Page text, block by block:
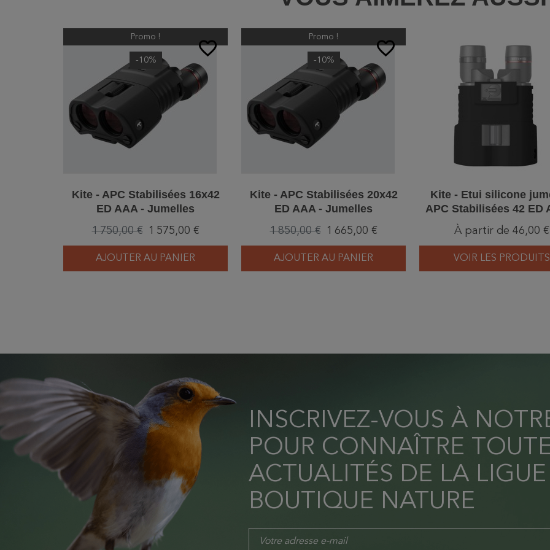
favorite_border
Promo !
-10%
Kite - APC Stabilisées 16x42
ED AAA - Jumelles
1 750,00 € 1 575,00 €
AJOUTER AU PANIER
favorite_border
Promo !
-10%
Kite - APC Stabilisées 20x42
ED AAA - Jumelles
1 850,00 € 1 665,00 €
AJOUTER AU PANIER
Kite - Etui silicone
APC Stabilisées 42 ED
Vert ou Noir
À partir de 46,00 €
VOIR LES PRODUITS
INSCRIVEZ-VOUS À
POUR CONNAÎTRE
ACTUALITÉS DE LA
BOUTIQUE NATURE